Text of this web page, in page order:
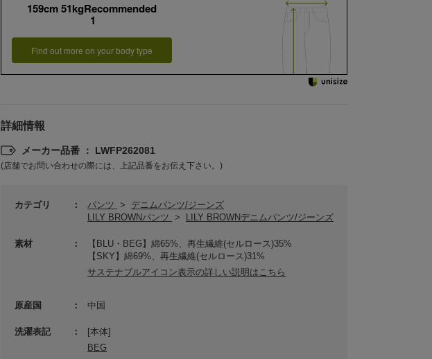
159cm 51kgRecommended
1
Find out more on your body type
詳細情報
メーカー品番 ： LWFP262081
(店舗でお問い合わせの際には、上記品番をお伝え下さい。)
カテゴリ パンツ >
デニムパンツ/ジーンズ
LILY BROWNパンツ > LILY BROWNデニムパンツ/ジーンズ
素材
【BLU・BEG】綿65%、再生繊維(セルロース)35%
【SKY】綿69%、再生繊維(セルロース)31%
サステナブルアイコン表示の詳しい説明はこちら
原産国 中国
洗濯表記
[本体]
BEG